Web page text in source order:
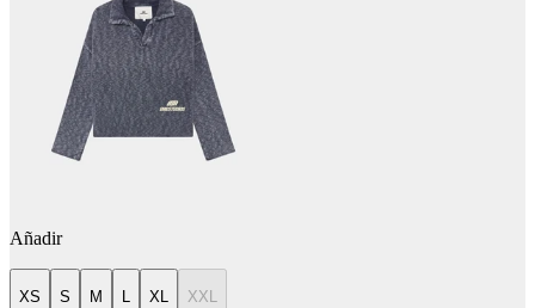
Añadir
XS S M L XL XXL